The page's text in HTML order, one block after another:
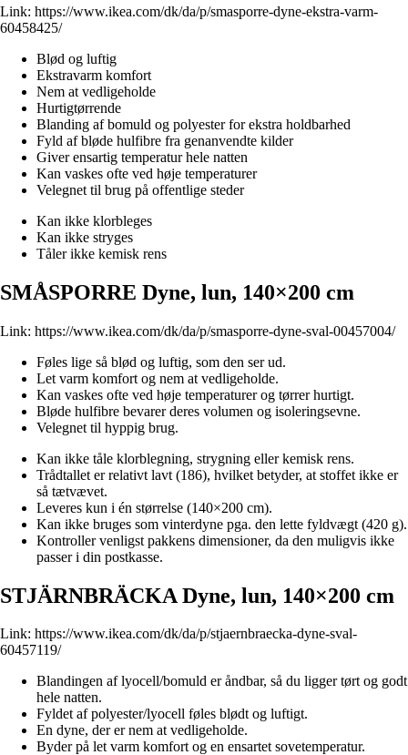
Link: https://www.ikea.com/dk/da/p/smasporre-dyne-ekstra-varm-
60458425/
Blød og luftig
Ekstravarm komfort
Nem at vedligeholde
Hurtigtørrende
Blanding af bomuld og polyester for ekstra holdbarhed
Fyld af bløde hulfibre fra genanvendte kilder
Giver ensartig temperatur hele natten
Kan vaskes ofte ved høje temperaturer
Velegnet til brug på offentlige steder
Kan ikke klorbleges
Kan ikke stryges
Tåler ikke kemisk rens
SMÅSPORRE Dyne, lun, 140×200 cm
Link: https://www.ikea.com/dk/da/p/smasporre-dyne-sval-00457004/
Føles lige så blød og luftig, som den ser ud.
Let varm komfort og nem at vedligeholde.
Kan vaskes ofte ved høje temperaturer og tørrer hurtigt.
Bløde hulfibre bevarer deres volumen og isoleringsevne.
Velegnet til hyppig brug.
Kan ikke tåle klorblegning, strygning eller kemisk rens.
Trådtallet er relativt lavt (186), hvilket betyder, at stoffet ikke er
så tætvævet.
Leveres kun i én størrelse (140×200 cm).
Kan ikke bruges som vinterdyne pga. den lette fyldvægt (420 g).
Kontroller venligst pakkens dimensioner, da den muligvis ikke
passer i din postkasse.
STJÄRNBRÄCKA Dyne, lun, 140×200 cm
Link: https://www.ikea.com/dk/da/p/stjaernbraecka-dyne-sval-
60457119/
Blandingen af lyocell/bomuld er åndbar, så du ligger tørt og godt
hele natten.
Fyldet af polyester/lyocell føles blødt og luftigt.
En dyne, der er nem at vedligeholde.
Byder på let varm komfort og en ensartet sovetemperatur.